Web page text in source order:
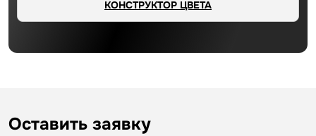
КОНСТРУКТОР ЦВЕТА
Оставить заявку